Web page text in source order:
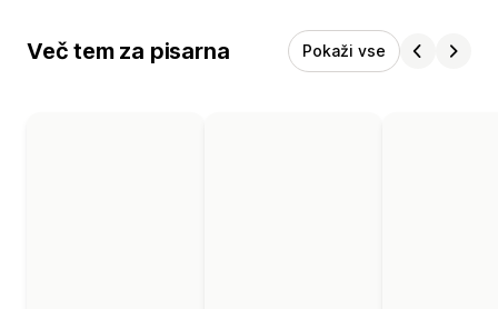
Več tem za pisarna Pokaži vse